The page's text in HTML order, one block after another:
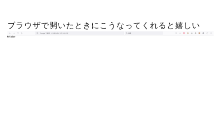
ブラウザで開いたときにこうなってくれると嬉しい